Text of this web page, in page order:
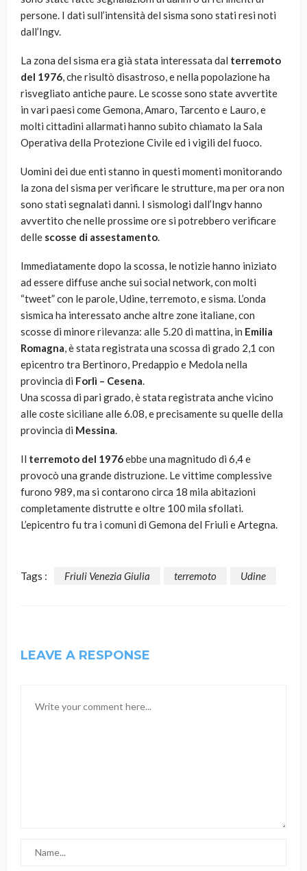
persone. I dati sull’intensità del sisma sono stati resi noti
dall’Ingv.
La zona del sisma era già stata interessata dal terremoto
del 1976, che risultò disastroso, e nella popolazione ha
risvegliato antiche paure. Le scosse sono state avvertite
in vari paesi come Gemona, Amaro, Tarcento e Lauro, e
molti cittadini allarmati hanno subito chiamato la Sala
Operativa della Protezione Civile ed i vigili del fuoco.
Uomini dei due enti stanno in questi momenti monitorando
la zona del sisma per verificare le strutture, ma per ora non
sono stati segnalati danni. I sismologi dall’Ingv hanno
avvertito che nelle prossime ore si potrebbero verificare
delle scosse di assestamento.
Immediatamente dopo la scossa, le notizie hanno iniziato
ad essere diffuse anche sui social network, con molti
“tweet” con le parole, Udine, terremoto, e sisma. L’onda
sismica ha interessato anche altre zone italiane, con
scosse di minore rilevanza: alle 5.20 di mattina, in Emilia
Romagna, è stata registrata una scossa di grado 2,1 con
epicentro tra Bertinoro, Predappio e Medola nella
provincia di Forlì – Cesena.
Una scossa di pari grado, è stata registrata anche vicino
alle coste siciliane alle 6.08, e precisamente su quelle della
provincia di Messina.
Il terremoto del 1976ebbe una magnitudo di 6,4 e
provocò una grande distruzione. Le vittime complessive
furono 989, ma si contarono circa 18 mila abitazioni
completamente distrutte e oltre 100 mila sfollati.
L’epicentro fu tra i comuni di Gemona del Friuli e Artegna.
Tags : Friuli Venezia Giulia terremoto Udine
LEAVE A RESPONSE